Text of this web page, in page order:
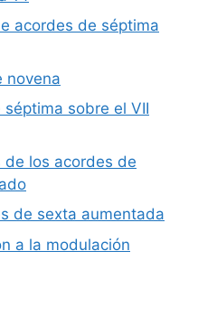
acordes de séptima
novena
sobre el VII
de los acordes de
de sexta aumentada
a la modulación